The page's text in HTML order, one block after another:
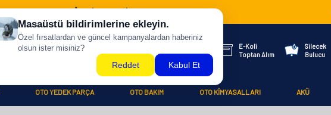
500 TL ÜZERİ KARGO BİZDEN !
E-Koli
Toptan Alım
Silecek
Bulucu
OTO YEDEK PARÇA OTO BAKIM OTO KİMYASALLARI AKÜ